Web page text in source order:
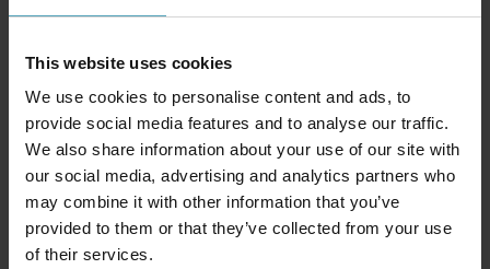
This website uses cookies
We use cookies to personalise content and ads, to
provide social media features and to analyse our traffic.
We also share information about your use of our site with
our social media, advertising and analytics partners who
may combine it with other information that you’ve
provided to them or that they’ve collected from your use
of their services.
IFÖ ELECTRIC
Ohm Wall 140/205
badrumslampa
3 266 kr
Rek. 4 429 kr
IFÖ ELECTRIC
Ohm Wall 140/205
badrumslampa